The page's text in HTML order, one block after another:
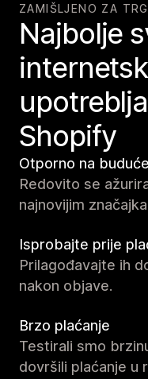
ZAMIŠLJENO ZA
Najbolje
Shopify
Otporno na
Redovito se
najnovijim
Isprobajte prije
Prilagođavajte ih
nakon objave.
Brzo plaćanje
Testirali smo
dovršili plaćanje u